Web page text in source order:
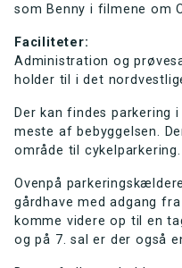
som Benny i filmene om
Faciliteter:
Administration og
holder til i det
Der kan findes parkering
meste af bebyggelsen.
område til cykelparkering.
Ovenpå
gårdhave med adgang
komme videre op til en
og på 7. sal er der også